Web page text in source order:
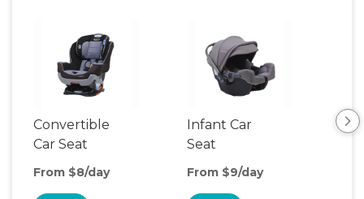
Convertible
Car Seat
From $8/day
Infant Car
Seat
From $9/day